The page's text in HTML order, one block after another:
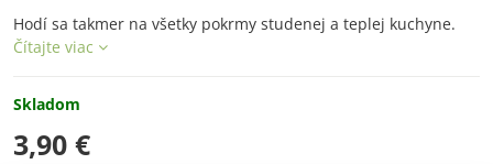
Hodí sa takmer na všetky pokrmy studenej a teplej kuchyne.
Čítajte viac
Skladom
3,90 €